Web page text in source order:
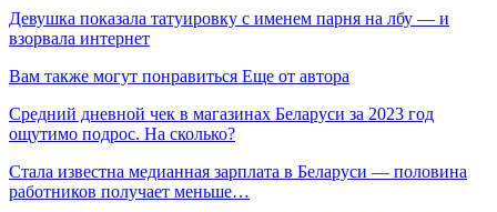
Девушка показала татуировку с именем парня на лбу — и
взорвала интернет
Вам также могут понравиться Еще от автора
Средний дневной чек в магазинах Беларуси за 2023 год
ощутимо подрос. На сколько?
Стала известна медианная зарплата в Беларуси — половина
работников получает меньше…